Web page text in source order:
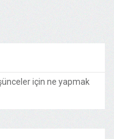
için ne yapmak